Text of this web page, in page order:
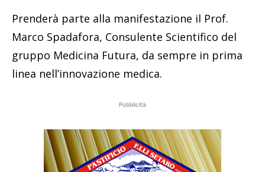
Prenderà parte alla manifestazione il Prof.
Marco Spadafora, Consulente Scientifico del
gruppo Medicina Futura, da sempre in prima
linea nell’innovazione medica.
Pubblicità